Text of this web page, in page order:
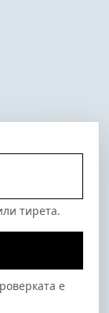
тирета.
е